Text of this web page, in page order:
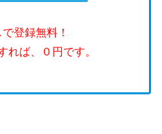
登録無料！
れば、０円です。